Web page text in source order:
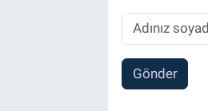
Gönder